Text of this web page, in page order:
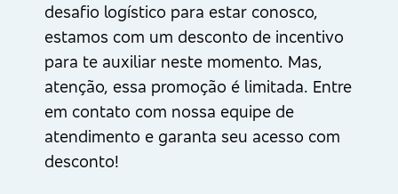
desafio logístico para estar conosco,
estamos com um desconto de incentivo
para te auxiliar neste momento. Mas,
atenção, essa promoção é limitada. Entre
em contato com nossa equipe de
atendimento e garanta seu acesso com
desconto!